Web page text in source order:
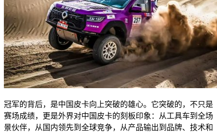
冠军的背后，是中国皮卡向上突破的雄心。它突破的，不只是
赛场成绩，更是外界对中国皮卡的刻板印象：从工具车到全场
景伙伴，从国内领先到全球竞争，从产品输出到品牌、技术和